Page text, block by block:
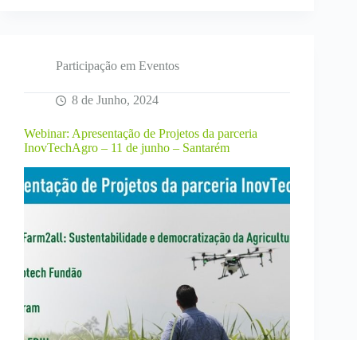
(SFT-
Participação em Eventos
8 de Junho, 2024
Webinar: Apresentação de Projetos da parceria
InovTechAgro – 11 de junho – Santarém